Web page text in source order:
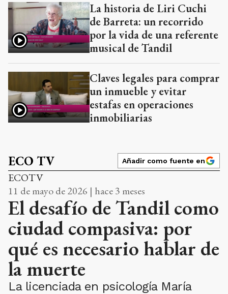
La historia de Liri Cuchi
de Barreta: un recorrido
por la vida de una referente
musical de Tandil
Claves legales para comprar
un inmueble y evitar
estafas en operaciones
inmobiliarias
ECO TV Añadir como fuente en
ECOTV
11 de mayo de 2026 | hace 3 meses
El desafío de Tandil como
ciudad compasiva: por
qué es necesario hablar de
la muerte
La licenciada en psicología María